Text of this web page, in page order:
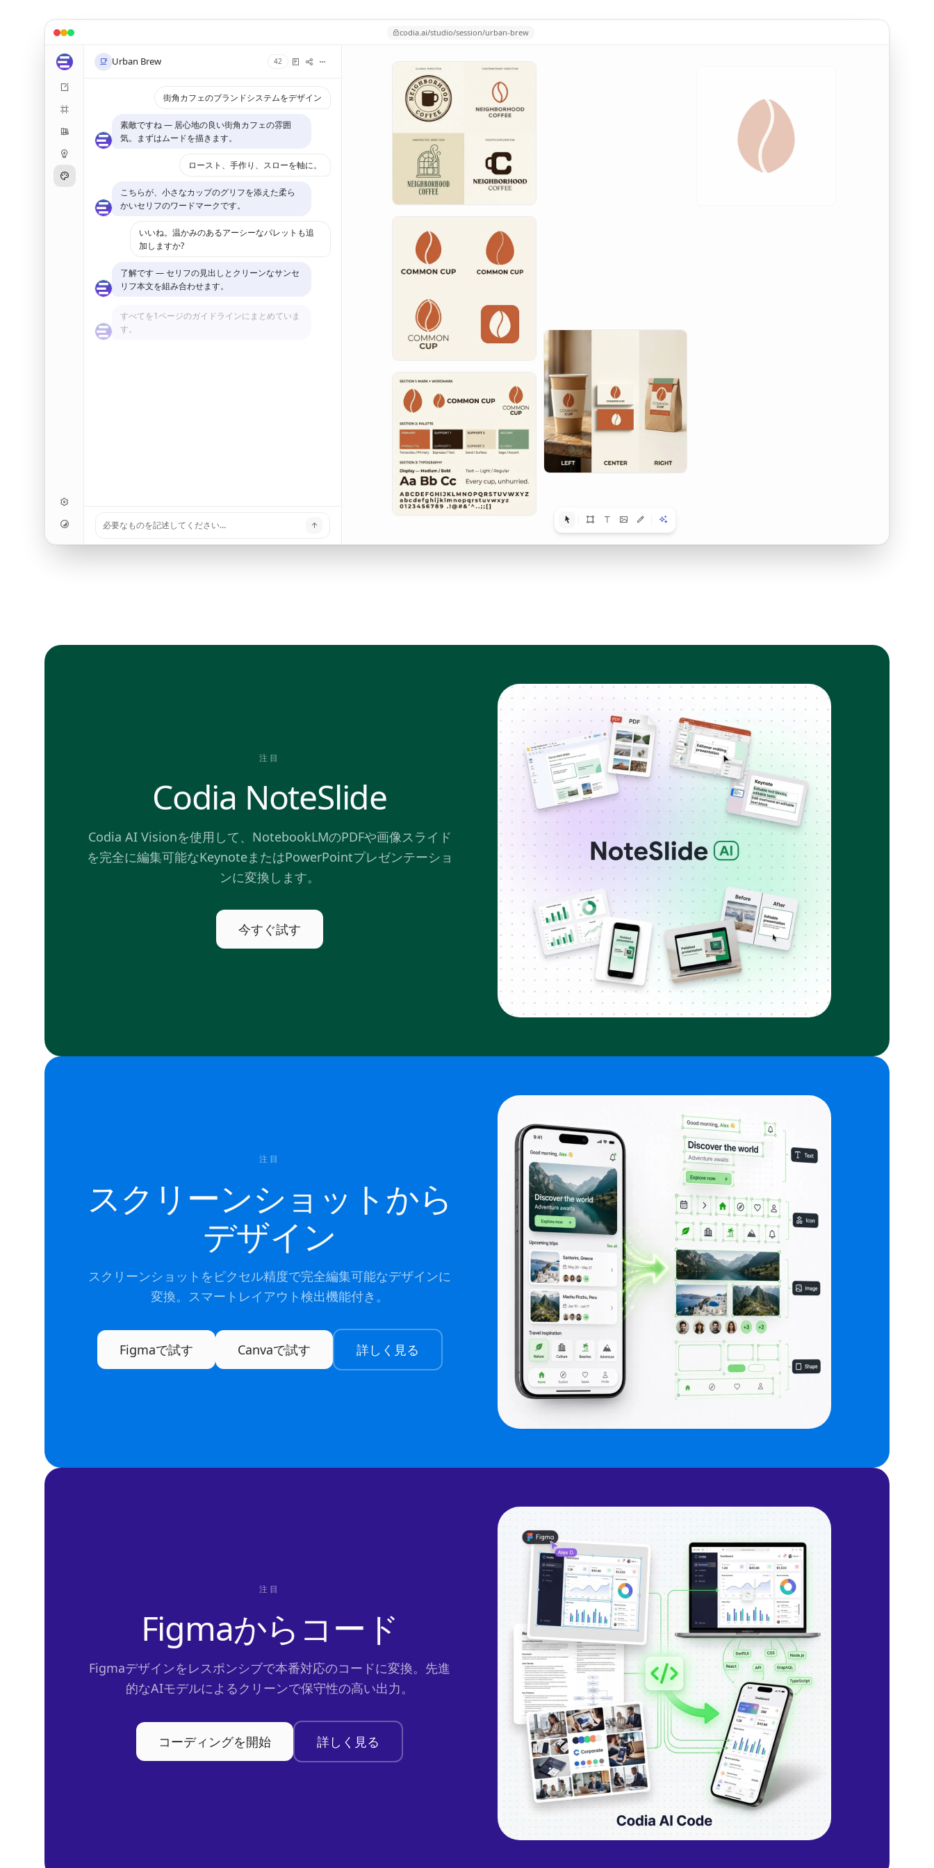
codia.ai/studio/session/urban-brew
Urban Brew 42
街角カフェのブランドシステムをデザイン
素敵ですね — 居心地の良い街角カフェの雰囲
気。まずはムードを描きます。
ロースト、手作り、スローを軸に。
こちらが、小さなカップのグリフを添えた柔ら
かいセリフのワードマークです。
いいね。温かみのあるアーシーなパレットも追
加しますか?
了解です — セリフの見出しとクリーンなサンセ
リフ本文を組み合わせます。
すべてを1ページのガイドラインにまとめていま
す。
必要なものを記述してください…
注目
Codia NoteSlide
Codia AI Visionを使用して、NotebookLMのPDFや画像スライド
を完全に編集可能なKeynoteまたはPowerPointプレゼンテーショ
ンに変換します。
今すぐ試す
注目
スクリーンショットから
デザイン
スクリーンショットをピクセル精度で完全編集可能なデザインに
変換。スマートレイアウト検出機能付き。
Figmaで試す Canvaで試す 詳しく見る
注目
Figmaからコード
Figmaデザインをレスポンシブで本番対応のコードに変換。先進
的なAIモデルによるクリーンで保守性の高い出力。
コーディングを開始 詳しく見る